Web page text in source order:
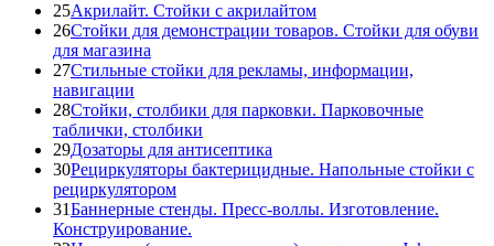
25Акрилайт. Стойки с акрилайтом
26Стойки для демонстрации товаров. Стойки для обуви
для магазина
27Стильные стойки для рекламы, информации,
навигации
28Стойки, столбики для парковки. Парковочные
таблички, столбики
29Дозаторы для антисептика
30Рециркуляторы бактерицидные. Напольные стойки с
рециркулятором
31Баннерные стенды. Пресс-воллы. Изготовление.
Конструирование.